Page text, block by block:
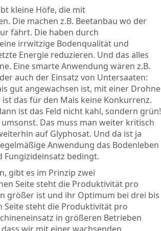
kleine Höfe, die mit
Die machen z.B. Beetanbau wo der
fährt. Die haben durch
irrwitzige Bodenqualität und
Energie reduzieren. Und das alles
Eine smarte Anwendung wären z.B.
auch der Einsatz von Untersaaten:
gut angewachsen ist, mit einer Drohne
das für den Mais keine Konkurrenz.
ist das Feld nicht kahl, sondern grün!
Das muss man weiter kritisch
auf Glyphosat. Und da ist ja
Anwendung das Bodenleben
bedingt.
gibt es im Prinzip zwei
Seite steht die Produktivität pro
größer ist und ihr Optimum bei drei bis
Seite steht die Produktivität pro
in größeren Betrieben